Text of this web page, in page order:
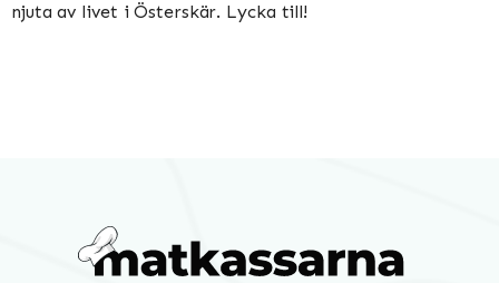
njuta av livet i Österskär. Lycka till!